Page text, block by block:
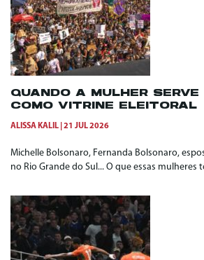
QUANDO A MULHER SERVE
COMO VITRINE ELEITORAL
ALISSA KALIL 21 JUL 2026
Michelle Bolsonaro, Fernanda Bolsonaro,
no Rio Grande do Sul... O que essas mulheres